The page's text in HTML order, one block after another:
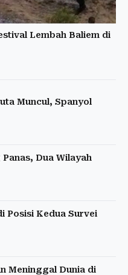
Lembah Baliem di
Muncul, Spanyol
Dua Wilayah
Posisi Kedua Survei
Meninggal Dunia di